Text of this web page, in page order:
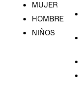
MUJER
HOMBRE
NIÑOS